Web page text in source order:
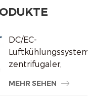
DC/EC-
Luftkühlungssystem,
zentrifugaler,
Kühlerlüfter
MEHR SEHEN